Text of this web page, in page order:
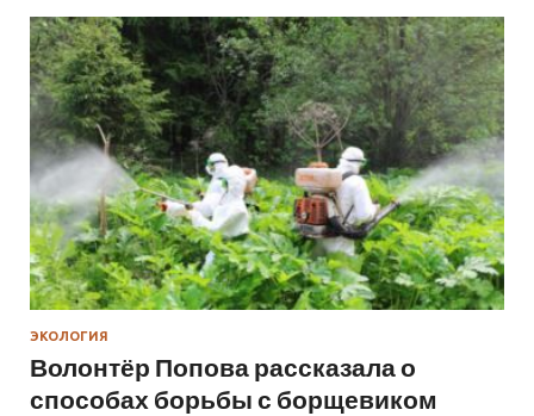
ЭКОЛОГИЯ
Волонтёр Попова рассказала о
способах борьбы с борщевиком